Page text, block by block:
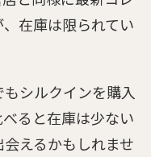
在庫は限られてい
シルクインを購入
ると在庫は少ない
えるかもしれませ